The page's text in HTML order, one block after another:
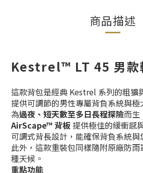
商品描述
Kestrel™ LT 45 男款
這款背包是經典 Kestrel 系列的粗獷
提供可調節的男性專屬背負系統與
為過夜、短天數至多日長程探險而生
AirScape™ 背板 提供極佳的緩衝感
可調式背長設計，能確保背負系統與
此外，這款重裝包同樣隨附原廠防
種天候。
重點功能